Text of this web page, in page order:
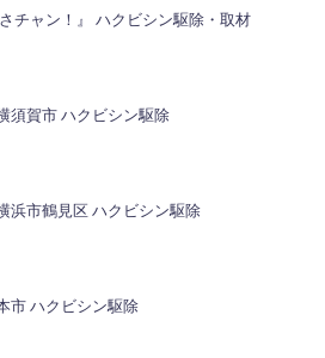
さチャン！』 ハクビシン駆除・取材
須賀市 ハクビシン駆除
浜市鶴見区 ハクビシン駆除
市 ハクビシン駆除